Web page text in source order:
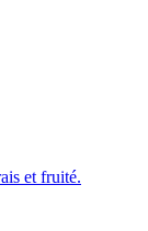
et fruité.